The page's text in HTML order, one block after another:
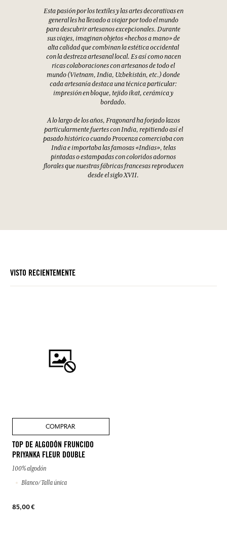
Esta pasión por los textiles y las artes decorativas en
general les ha llevado a viajar por todo el mundo
para descubrir artesanos excepcionales. Durante
sus viajes, imaginan objetos «hechos a mano» de
alta calidad que combinan la estética occidental
con la destreza artesanal local. Es así como nacen
ricas colaboraciones con artesanos de todo el
mundo (Vietnam, India, Uzbekistán, etc.) donde
cada artesanía destaca una técnica particular:
impresión en bloque, tejido ikat, cerámica y
bordado.
A lo largo de los años, Fragonard ha forjado lazos
particularmente fuertes con India, repitiendo así el
pasado histórico cuando Provenza comerciaba con
India e importaba las famosas «Indias», telas
pintadas o estampadas con coloridos adornos
florales que nuestras fábricas francesas reproducen
desde el siglo XVII.
VISTO RECIENTEMENTE
COMPRAR
TOP DE ALGODÓN FRUNCIDO
PRIYANKA FLEUR DOUBLE
100% algodón
Blanco/ Talla única
85,00 €